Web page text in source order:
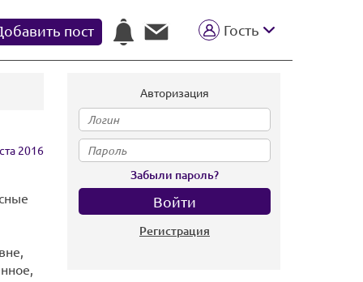
пост Гость
2016
Авторизация
Забыли пароль?
Регистрация